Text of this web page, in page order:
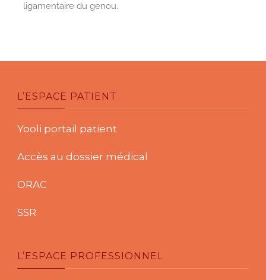
ligamentaire du genou.
L’ESPACE PATIENT
Yooli portail patient
Accès au dossier médical
ORAC
SSR
L’ESPACE PROFESSIONNEL